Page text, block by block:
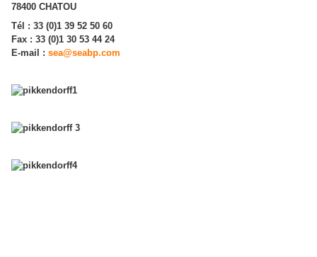
78400 CHATOU
Tél : 33 (0)1 39 52 50 60
Fax : 33 (0)1 30 53 44 24
E-mail : sea@seabp.com